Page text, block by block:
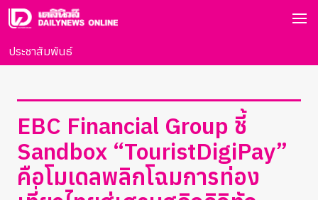
ประชาสัมพันธ์
EBC Financial Group ชี้
Sandbox “TouristDigiPay”
คือโมเดลพลิกโฉมการท่อง